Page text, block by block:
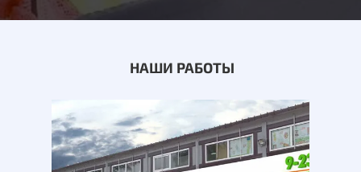
НАШИ РАБОТЫ